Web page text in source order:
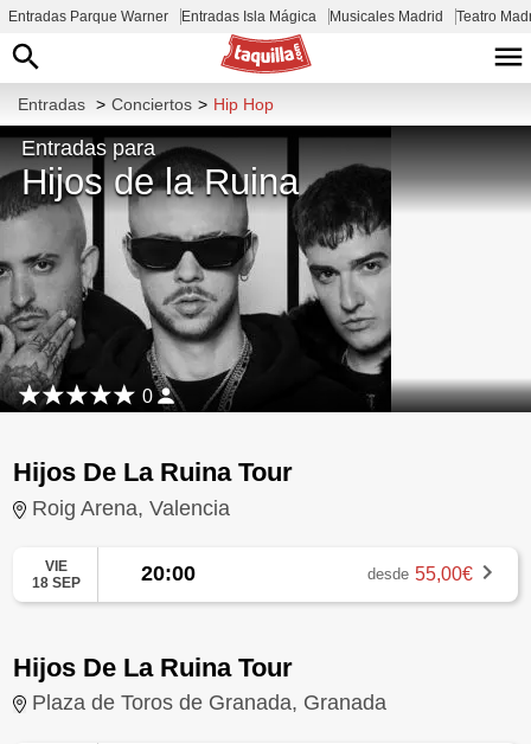
Entradas Parque Warner Entradas Isla Mágica Musicales Madrid Teatro
Entradas > Conciertos > Hip Hop
Entradas para
Hijos de la Ruina
0
Hijos De La Ruina Tour
Roig Arena, Valencia
VIE
18 SEP
20:00 desde 55,00€
Hijos De La Ruina Tour
Plaza de Toros de Granada, Granada